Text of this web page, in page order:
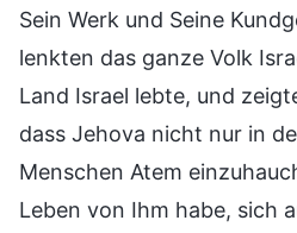
Sein Werk und Seine
lenkten das ganze Volk
Land Israel lebte, und
dass Jehova nicht nur in
Menschen Atem
Leben von Ihm habe, sich